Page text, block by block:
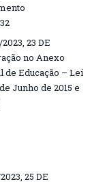
23 DE
no Anexo
de Educação – Lei
Junho de 2015 e
25 DE